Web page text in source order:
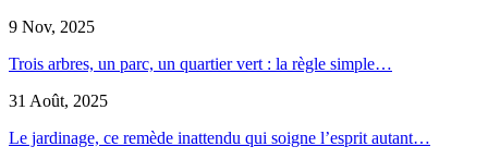
9 Nov, 2025
Trois arbres, un parc, un quartier vert : la règle simple…
31 Août, 2025
Le jardinage, ce remède inattendu qui soigne l’esprit autant…